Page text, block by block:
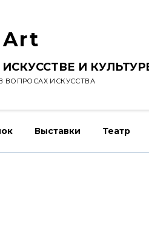
Art
И
ВОПРОСАХ ИСКУССТВА
Выставки Театр